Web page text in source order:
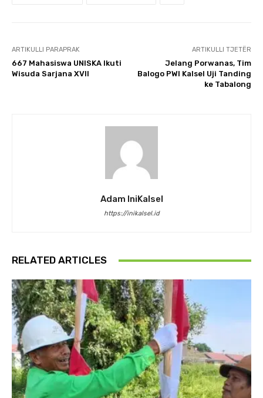
ARTIKULLI PARAPRAK
667 Mahasiswa UNISKA Ikuti
Wisuda Sarjana XVII
ARTIKULLI TJETËR
Jelang Porwanas, Tim
Balogo PWI Kalsel Uji Tanding
ke Tabalong
Adam IniKalsel
https://inikalsel.id
RELATED ARTICLES